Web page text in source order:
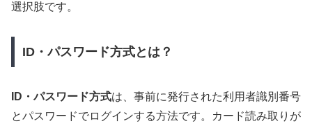
選択肢です。
ID・パスワード方式とは？
ID・パスワード方式は、事前に発行された利用者識別番号
とパスワードでログインする方法です。カード読み取りが